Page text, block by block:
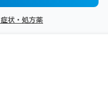
状・処方薬